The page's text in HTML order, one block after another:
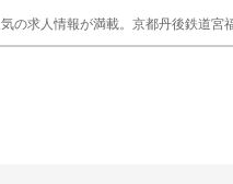
求人情報が満載。京都丹後鉄道宮